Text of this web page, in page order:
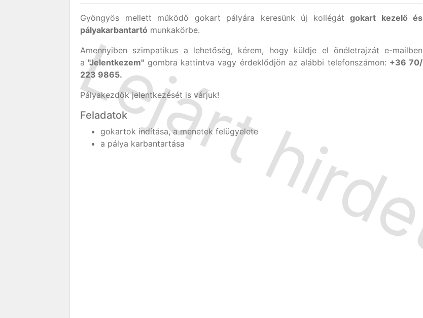
Gyöngyös mellett működő gokart pályára keresünk új kollégátgokart kezelő és
pályakarbantartó munkakörbe.
Amennyiben szimpatikus a lehetőség, kérem, hogy küldje el önéletrajzát e-mailben
a"Jelentkezem" gombra kattintva vagy érdeklődjön az alábbi telefonszámon: +36 70/
223 9865.
Pályakezdők jelentkezését is várjuk!
Feladatok
gokartok indítása, a menetek felügyelete
a pálya karbantartása